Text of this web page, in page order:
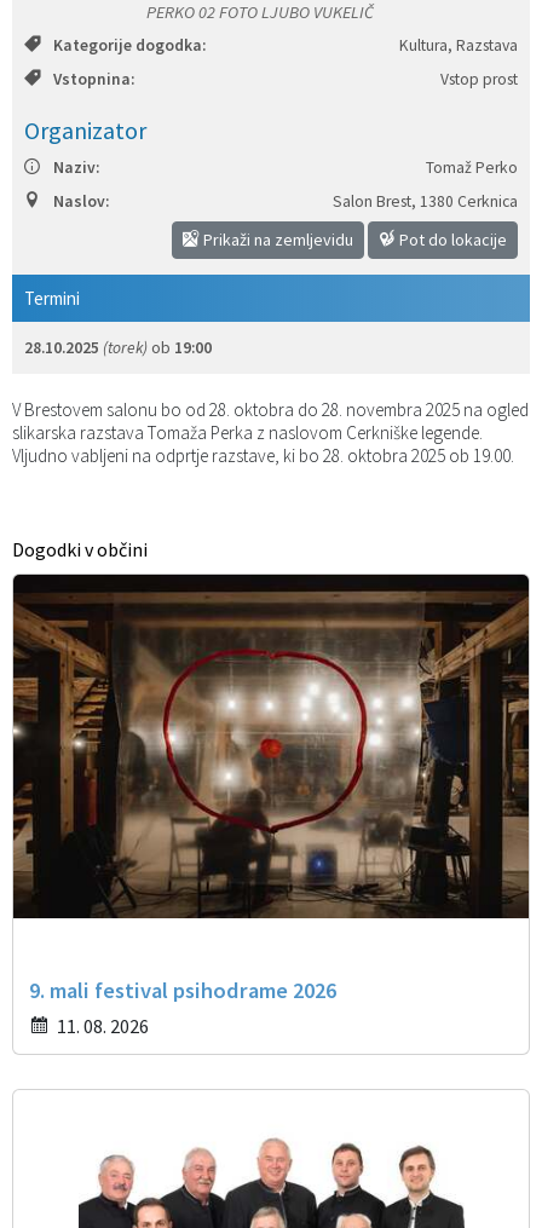
PERKO 02 FOTO LJUBO VUKELIČ
Kategorije dogodka:
Kultura, Razstava
Vstopnina:
Vstop prost
Organizator
Naziv:
Tomaž Perko
Naslov:
Salon Brest, 1380 Cerknica
Prikaži na zemljevidu Pot do lokacije
Termini
28.10.2025 (torek) ob 19:00
V Brestovem salonu bo od 28. oktobra do 28. novembra 2025 na ogled
slikarska razstava Tomaža Perka z naslovom Cerkniške legende.
Vljudno vabljeni na odprtje razstave, ki bo 28. oktobra 2025 ob 19.00.
Dogodki v občini
9. mali festival psihodrame 2026
11. 08. 2026
Katalog informacij javnega značaja
Vizitka občine
Predsedniki političnih strank
Služba za okolje in prostor
Služba za stanovanjsko dejavnost
Služba za civilno zaščito
Služba za družbene dejavnosti
Služba za gospodarstvo, turizem in kmetijstvo
Služba za šport
Služba za krajevne skupnosti
Občinski predpisi
Strategije in koncepti
Proračuni občine